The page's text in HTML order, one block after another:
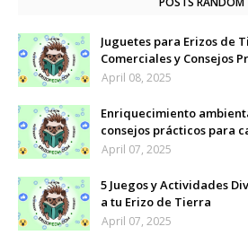
Juguetes para Erizos de
Comerciales y Consejos
April 08, 2025
Enriquecimiento
consejos prácticos para
April 07, 2025
5 Juegos y Actividades
a tu Erizo de Tierra
April 07, 2025